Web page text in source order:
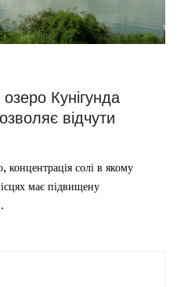
Кунігунда
відчути
концентрація солі в якому
має підвищену